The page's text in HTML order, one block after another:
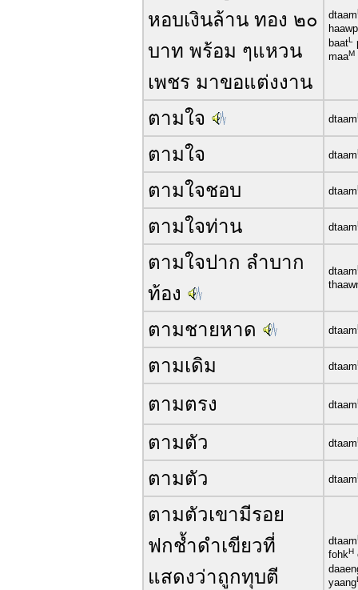
หอบเงินล้าน ทอง ๒๐
บาท พร้อม ๆแหวน
เพชร มาขอแต่งงาน
dtaam
haawp
baatL
maaM
ตามใจ dtaam
ตามใจ dtaam
ตามใจชอบ dtaam
ตามใจท่าน dtaam
ตามใจปาก ลำบาก
ท้อง
dtaam
ตามชายหาด dtaam
ตามเดิม dtaam
ตามตรง dtaam
ตามตัว dtaam
ตามตัว dtaam
ตามตัวเขามีรอย
ฟกช้ำดำเขียวที่
แสดงว่าถูกทุบตี
dtaam
fohkH
yaang